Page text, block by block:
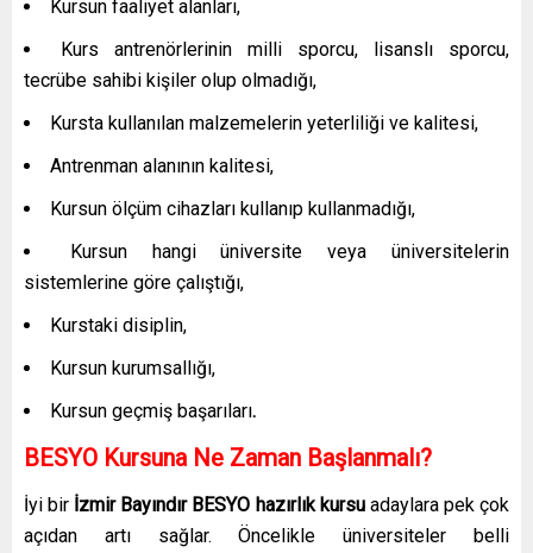
Kursun faaliyet alanları,
Kurs antrenörlerinin milli sporcu, lisanslı sporcu,
tecrübe sahibi kişiler olup olmadığı,
Kursta kullanılan malzemelerin yeterliliği ve kalitesi,
Antrenman alanının kalitesi,
Kursun ölçüm cihazları kullanıp kullanmadığı,
Kursun hangi üniversite veya üniversitelerin
sistemlerine göre çalıştığı,
Kurstaki disiplin,
Kursun kurumsallığı,
Kursun geçmiş başarıları.
BESYO Kursuna Ne Zaman Başlanmalı?
İyi bir İzmir Bayındır BESYO hazırlık kursu adaylara pek çok
açıdan artı sağlar. Öncelikle üniversiteler belli